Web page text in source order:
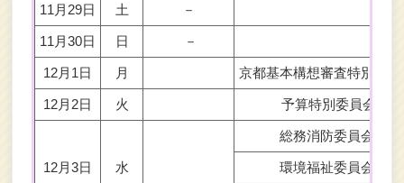
11月29日 土 －
11月30日 日 －
12月1日 月 京都基本構想審査特別委
12月2日 火 予算特別委員会
12月3日 水
総務消防委員会
環境福祉委員会